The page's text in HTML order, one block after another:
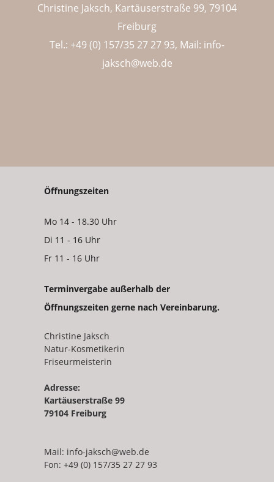
Christine Jaksch, Kartäuserstraße 99, 79104
Freiburg
Tel.: +49 (0) 157/35 27 27 93, Mail: info-
jaksch@web.de
Öffnungszeiten
Mo 14 - 18.30 Uhr
Di 11 - 16 Uhr
Fr 11 - 16 Uhr
Terminvergabe außerhalb der
Öffnungszeiten gerne nach Vereinbarung.
Christine Jaksch
Natur-Kosmetikerin
Friseurmeisterin
Adresse:
Kartäuserstraße 99
79104 Freiburg
Mail: info-jaksch@web.de
Fon: +49 (0) 157/35 27 27 93